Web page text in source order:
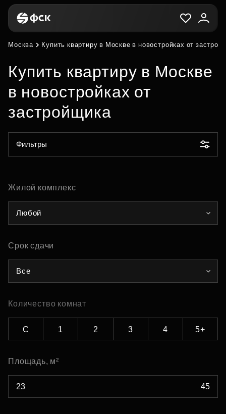
Москва Купить квартиру в Москве в новостройках от
Купить квартиру в Москве
в новостройках от
застройщика
Фильтры
Жилой комплекс
Любой
Срок сдачи
Все
Количество комнат
С 1 2 3 4 5+
Площадь, м²